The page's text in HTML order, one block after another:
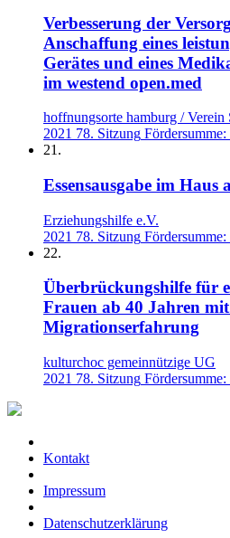
Verbesserung der
Anschaffung eines
Gerätes und eines
im westend open.med
hoffnungsorte hamburg / Verein
2021 78. Sitzung
21.
Essensausgabe im Haus
Erziehungshilfe e.V.
2021 78. Sitzung
22.
Überbrückungshilfe für
Frauen ab 40 Jahren
Migrationserfahrung
kulturchoc gemeinnützige UG
2021 78. Sitzung
Kontakt
Impressum
Datenschutzerklärung